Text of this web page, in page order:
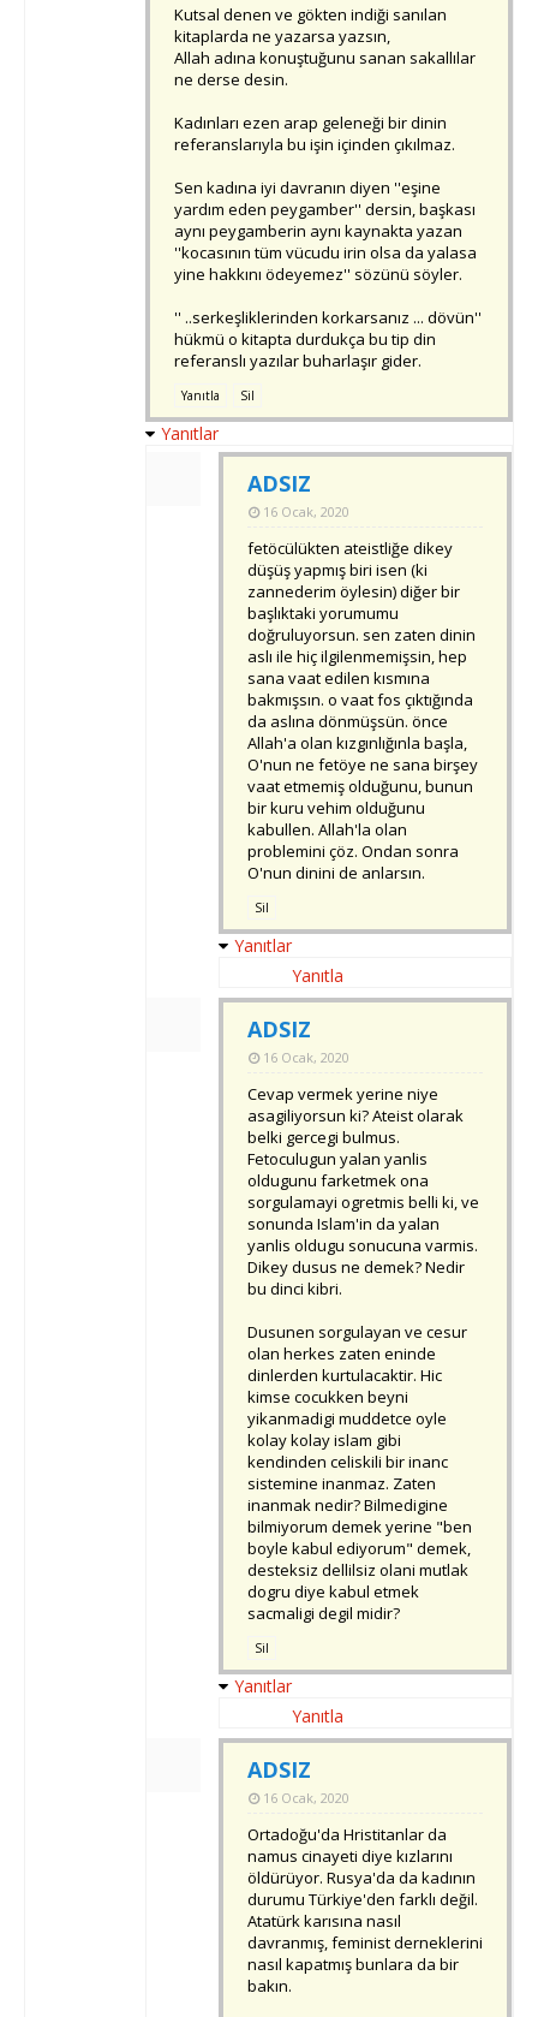
Kutsal denen ve gökten indiği sanılan
kitaplarda ne yazarsa yazsın,
Allah adına konuştuğunu sanan sakallılar
ne derse desin.
Kadınları ezen arap geleneği bir dinin
referanslarıyla bu işin içinden çıkılmaz.
Sen kadına iyi davranın diyen ''eşine
yardım eden peygamber'' dersin, başkası
aynı peygamberin aynı kaynakta yazan
''kocasının tüm vücudu irin olsa da yalasa
yine hakkını ödeyemez'' sözünü söyler.
'' ..serkeşliklerinden korkarsanız ... dövün''
hükmü o kitapta durdukça bu tip din
referanslı yazılar buharlaşır gider.
Yanıtla Sil
Yanıtlar
ADSIZ
16 Ocak, 2020
fetöcülükten ateistliğe dikey
düşüş yapmış biri isen (ki
zannederim öylesin) diğer bir
başlıktaki yorumumu
doğruluyorsun. sen zaten dinin
aslı ile hiç ilgilenmemişsin, hep
sana vaat edilen kısmına
bakmışsın. o vaat fos çıktığında
da aslına dönmüşsün. önce
Allah'a olan kızgınlığınla başla,
O'nun ne fetöye ne sana birşey
vaat etmemiş olduğunu, bunun
bir kuru vehim olduğunu
kabullen. Allah'la olan
problemini çöz. Ondan sonra
O'nun dinini de anlarsın.
Sil
Yanıtlar
Yanıtla
ADSIZ
16 Ocak, 2020
Cevap vermek yerine niye
asagiliyorsun ki? Ateist olarak
belki gercegi bulmus.
Fetoculugun yalan yanlis
oldugunu farketmek ona
sorgulamayi ogretmis belli ki, ve
sonunda Islam'in da yalan
yanlis oldugu sonucuna varmis.
Dikey dusus ne demek? Nedir
bu dinci kibri.
Dusunen sorgulayan ve cesur
olan herkes zaten eninde
dinlerden kurtulacaktir. Hic
kimse cocukken beyni
yikanmadigi muddetce oyle
kolay kolay islam gibi
kendinden celiskili bir inanc
sistemine inanmaz. Zaten
inanmak nedir? Bilmedigine
bilmiyorum demek yerine "ben
boyle kabul ediyorum" demek,
desteksiz dellilsiz olani mutlak
dogru diye kabul etmek
sacmaligi degil midir?
Sil
Yanıtlar
Yanıtla
ADSIZ
16 Ocak, 2020
Ortadoğu'da Hristitanlar da
namus cinayeti diye kızlarını
öldürüyor. Rusya'da da kadının
durumu Türkiye'den farklı değil.
Atatürk karısına nasıl
davranmış, feminist derneklerini
nasıl kapatmış bunlara da bir
bakın.